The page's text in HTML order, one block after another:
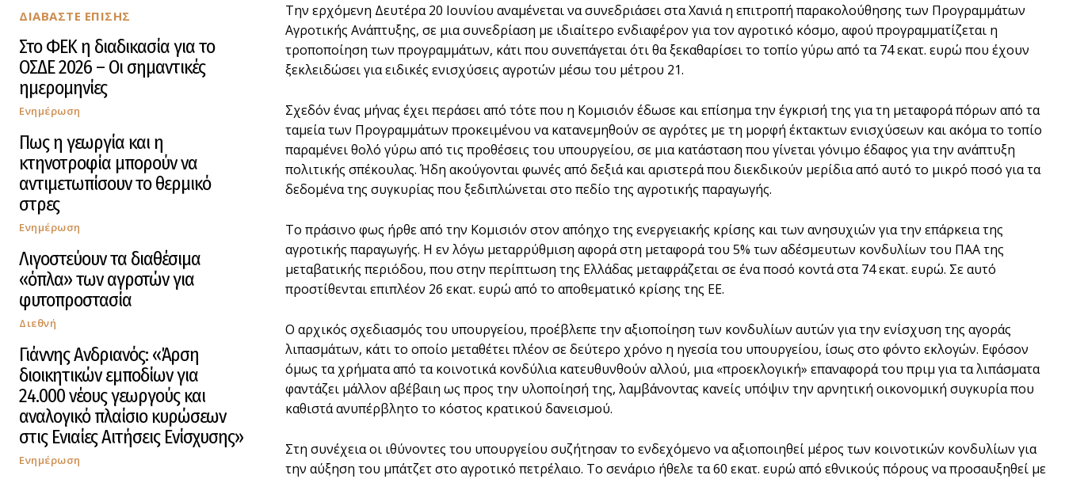
ΔΙΑΒΑΣΤΕ ΕΠΙΣΗΣ
Στο ΦΕΚ η διαδικασία για το
ΟΣΔΕ 2026 – Οι σημαντικές
ημερομηνίες
Ενημέρωση
Πως η γεωργία και η
κτηνοτροφία μπορούν να
αντιμετωπίσουν το θερμικό
στρες
Ενημέρωση
Λιγοστεύουν τα διαθέσιμα
«όπλα» των αγροτών για
φυτοπροστασία
Διεθνή
Γιάννης Ανδριανός: «Άρση
διοικητικών εμποδίων για
24.000 νέους γεωργούς και
αναλογικό πλαίσιο κυρώσεων
στις Ενιαίες Αιτήσεις Ενίσχυσης»
Ενημέρωση
Την ερχόμενη Δευτέρα 20 Ιουνίου αναμένεται να συνεδριάσει στα Χανιά η επιτροπή παρακολούθησης των Προγραμμάτων
Αγροτικής Ανάπτυξης, σε μια συνεδρίαση με ιδιαίτερο ενδιαφέρον για τον αγροτικό κόσμο, αφού προγραμματίζεται η
τροποποίηση των προγραμμάτων, κάτι που συνεπάγεται ότι θα ξεκαθαρίσει το τοπίο γύρω από τα 74 εκατ. ευρώ που έχουν
ξεκλειδώσει για ειδικές ενισχύσεις αγροτών μέσω του μέτρου 21.
Σχεδόν ένας μήνας έχει περάσει από τότε που η Κομισιόν έδωσε και επίσημα την έγκρισή της για τη μεταφορά πόρων από τα
ταμεία των Προγραμμάτων προκειμένου να κατανεμηθούν σε αγρότες με τη μορφή έκτακτων ενισχύσεων και ακόμα το τοπίο
παραμένει θολό γύρω από τις προθέσεις του υπουργείου, σε μια κατάσταση που γίνεται γόνιμο έδαφος για την ανάπτυξη
πολιτικής σπέκουλας. Ήδη ακούγονται φωνές από δεξιά και αριστερά που διεκδικούν μερίδια από αυτό το μικρό ποσό για τα
δεδομένα της συγκυρίας που ξεδιπλώνεται στο πεδίο της αγροτικής παραγωγής.
Το πράσινο φως ήρθε από την Κομισιόν στον απόηχο της ενεργειακής κρίσης και των ανησυχιών για την επάρκεια της
αγροτικής παραγωγής. Η εν λόγω μεταρρύθμιση αφορά στη μεταφορά του 5% των αδέσμευτων κονδυλίων του ΠΑΑ της
μεταβατικής περιόδου, που στην περίπτωση της Ελλάδας μεταφράζεται σε ένα ποσό κοντά στα 74 εκατ. ευρώ. Σε αυτό
προστίθενται επιπλέον 26 εκατ. ευρώ από το αποθεματικό κρίσης της ΕΕ.
Ο αρχικός σχεδιασμός του υπουργείου, προέβλεπε την αξιοποίηση των κονδυλίων αυτών για την ενίσχυση της αγοράς
λιπασμάτων, κάτι το οποίο μεταθέτει πλέον σε δεύτερο χρόνο η ηγεσία του υπουργείου, ίσως στο φόντο εκλογών. Εφόσον
όμως τα χρήματα από τα κοινοτικά κονδύλια κατευθυνθούν αλλού, μια «προεκλογική» επαναφορά του πριμ για τα λιπάσματα
φαντάζει μάλλον αβέβαιη ως προς την υλοποίησή της, λαμβάνοντας κανείς υπόψιν την αρνητική οικονομική συγκυρία που
καθιστά ανυπέρβλητο το κόστος κρατικού δανεισμού.
Στη συνέχεια οι ιθύνοντες του υπουργείου συζήτησαν το ενδεχόμενο να αξιοποιηθεί μέρος των κοινοτικών κονδυλίων για
την αύξηση του μπάτζετ στο αγροτικό πετρέλαιο. Το σενάριο ήθελε τα 60 εκατ. ευρώ από εθνικούς πόρους να προσαυξηθεί με